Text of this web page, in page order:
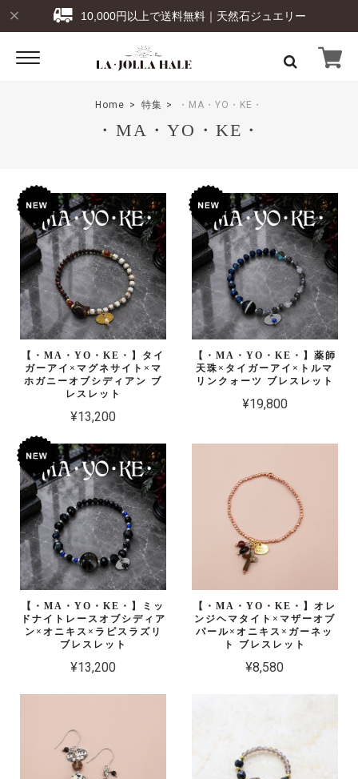
10,000円以上で送料無料｜天然石ジュエリー
Home 特集 ・MA・YO・KE・
・MA・YO・KE・
【・MA・YO・KE・】タイ
ガーアイ×マグネサイト×マ
ホガニーオブシディアン ブ
レスレット
¥13,200
【・MA・YO・KE・】薬師
天珠×タイガーアイ×トルマ
リンクォーツ ブレスレット
¥19,800
【・MA・YO・KE・】ミッ
ドナイトレースオブシディア
ン×オニキス×ラピスラズリ
ブレスレット
¥13,200
【・MA・YO・KE・】オレ
ンジヘマタイト×マザーオブ
パール×オニキス×ガーネッ
ト ブレスレット
¥8,580